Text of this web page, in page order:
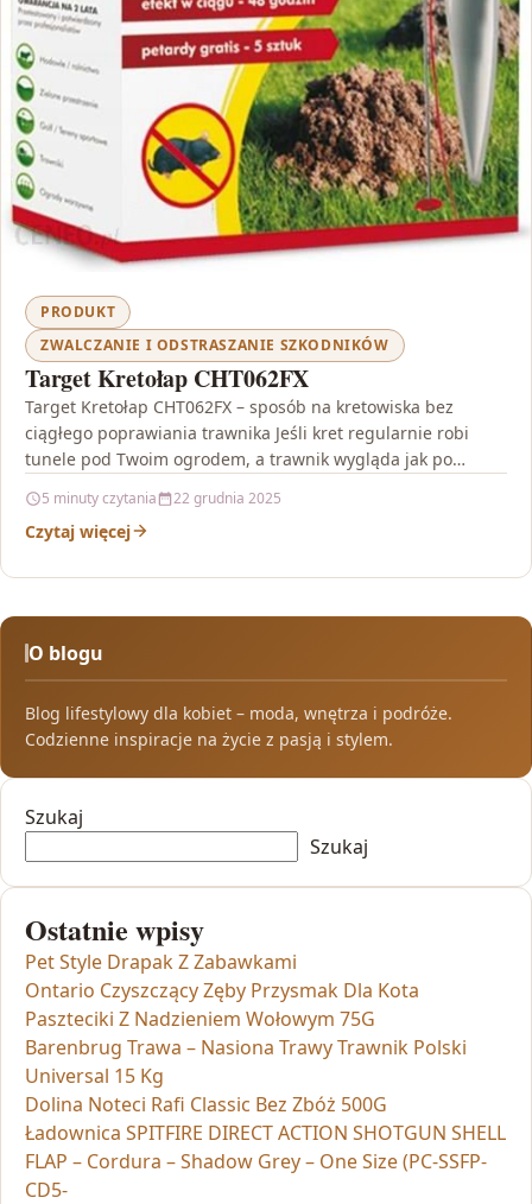
PRODUKT
ZWALCZANIE I ODSTRASZANIE SZKODNIKÓW
Target Kretołap CHT062FX
Target Kretołap CHT062FX – sposób na kretowiska bez
ciągłego poprawiania trawnika Jeśli kret regularnie robi
tunele pod Twoim ogrodem, a trawnik wygląda jak po…
5 minuty czytania 22 grudnia 2025
Czytaj więcej
O blogu
Blog lifestylowy dla kobiet – moda, wnętrza i podróże.
Codzienne inspiracje na życie z pasją i stylem.
Szukaj
Szukaj
Ostatnie wpisy
Pet Style Drapak Z Zabawkami
Ontario Czyszczący Zęby Przysmak Dla Kota
Paszteciki Z Nadzieniem Wołowym 75G
Barenbrug Trawa – Nasiona Trawy Trawnik Polski
Universal 15 Kg
Dolina Noteci Rafi Classic Bez Zbóż 500G
Ładownica SPITFIRE DIRECT ACTION SHOTGUN SHELL
FLAP – Cordura – Shadow Grey – One Size (PC-SSFP-
CD5-